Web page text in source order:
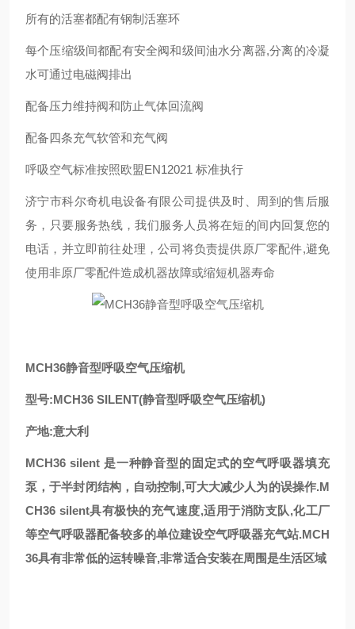
所有的活塞都配有钢制活塞环
每个压缩级间都配有安全阀和级间油水分离器,分离的冷凝
水可通过电磁阀排出
配备压力维持阀和防止气体回流阀
配备四条充气软管和充气阀
呼吸空气标准按照欧盟EN12021 标准执行
济宁市科尔奇机电设备有限公司提供及时、周到的售后服
务，只要服务热线，我们服务人员将在短的间内回复您的
电话，并立即前往处理，公司将负责提供原厂零配件,避免
使用非原厂零配件造成机器故障或缩短机器寿命
MCH36静音型呼吸空气压缩机
型号:MCH36 SILENT(静音型呼吸空气压缩机)
产地:意大利
MCH36 silent 是一种静音型的固定式的空气呼吸器填充
泵，于半封闭结构，自动控制,可大大减少人为的误操作.M
CH36 silent具有极快的充气速度,适用于消防支队,化工厂
等空气呼吸器配备较多的单位建设空气呼吸器充气站.MCH
36具有非常低的运转噪音,非常适合安装在周围是生活区域